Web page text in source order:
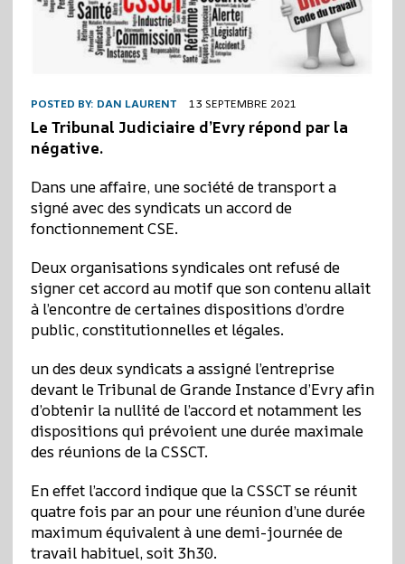
POSTED BY: DAN LAURENT 13 SEPTEMBRE 2021
Le Tribunal Judiciaire d’Evry répond par la
négative.
Dans une affaire, une société de transport a
signé avec des syndicats un accord de
fonctionnement CSE.
Deux organisations syndicales ont refusé de
signer cet accord au motif que son contenu allait
à l’encontre de certaines dispositions d’ordre
public, constitutionnelles et légales.
un des deux syndicats a assigné l’entreprise
devant le Tribunal de Grande Instance d’Evry afin
d’obtenir la nullité de l’accord et notamment les
dispositions qui prévoient une durée maximale
des réunions de la CSSCT.
En effet l’accord indique que la CSSCT se réunit
quatre fois par an pour une réunion d’une durée
maximum équivalent à une demi-journée de
travail habituel, soit 3h30.